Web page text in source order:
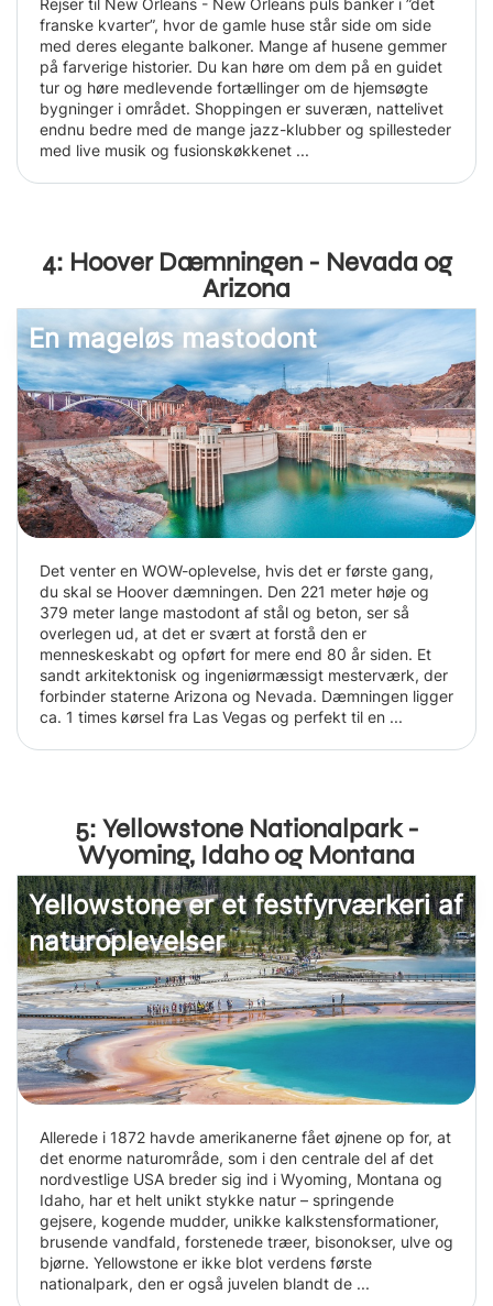
Rejser til New Orleans - New Orleans puls banker i ”det
franske kvarter”, hvor de gamle huse står side om side
med deres elegante balkoner. Mange af husene gemmer
på farverige historier. Du kan høre om dem på en guidet
tur og høre medlevende fortællinger om de hjemsøgte
bygninger i området. Shoppingen er suveræn, nattelivet
endnu bedre med de mange jazz-klubber og spillesteder
med live musik og fusionskøkkenet ...
4: Hoover Dæmningen - Nevada og
Arizona
En mageløs mastodont
Det venter en WOW-oplevelse, hvis det er første gang,
du skal se Hoover dæmningen. Den 221 meter høje og
379 meter lange mastodont af stål og beton, ser så
overlegen ud, at det er svært at forstå den er
menneskeskabt og opført for mere end 80 år siden. Et
sandt arkitektonisk og ingeniørmæssigt mesterværk, der
forbinder staterne Arizona og Nevada. Dæmningen ligger
ca. 1 times kørsel fra Las Vegas og perfekt til en ...
5: Yellowstone Nationalpark -
Wyoming, Idaho og Montana
Yellowstone er et festfyrværkeri af
naturoplevelser
Allerede i 1872 havde amerikanerne fået øjnene op for, at
det enorme naturområde, som i den centrale del af det
nordvestlige USA breder sig ind i Wyoming, Montana og
Idaho, har et helt unikt stykke natur – springende
gejsere, kogende mudder, unikke kalkstensformationer,
brusende vandfald, forstenede træer, bisonokser, ulve og
bjørne. Yellowstone er ikke blot verdens første
nationalpark, den er også juvelen blandt de ...